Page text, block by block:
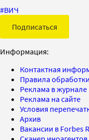
#ВИЧ
Подписаться
Информация:
Контактная
Правила обработки
Реклама в журнале
Реклама на сайте
Условия
Архив
Вакансии в Forbes